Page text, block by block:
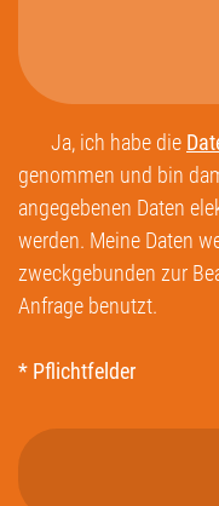
Ja, ich habe die
genommen und bin
angegebenen Daten
werden. Meine Daten
zweckgebunden zur
Anfrage benutzt.
* Pflichtfelder